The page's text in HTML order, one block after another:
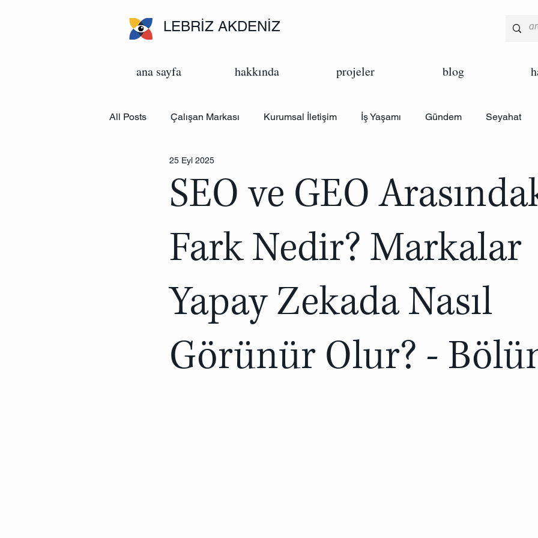
LEBRİZ AKDENİZ
ana sayfa hakkında projeler blog
All Posts Çalışan Markası Kurumsal İletişim İş Yaşamı Gündem Seyahat
Yapay Zeka İletişim
SEO ve GEO
Fark Nedir? Markalar
Yapay Zekada Nasıl
Görünür Olur? -
25 Eyl 2025